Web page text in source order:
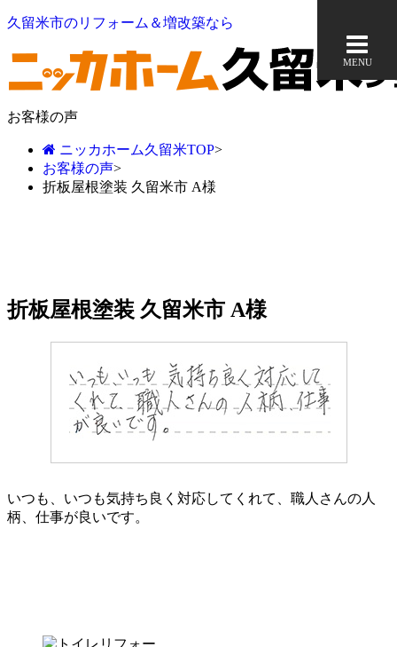
久留米市のリフォーム＆増改築なら
MENU
お客様の声
ニッカホーム久留米TOP>
お客様の声>
折板屋根塗装 久留米市 A様
折板屋根塗装 久留米市 A様
いつも、いつも気持ち良く対応してくれて、職人さんの人
柄、仕事が良いです。